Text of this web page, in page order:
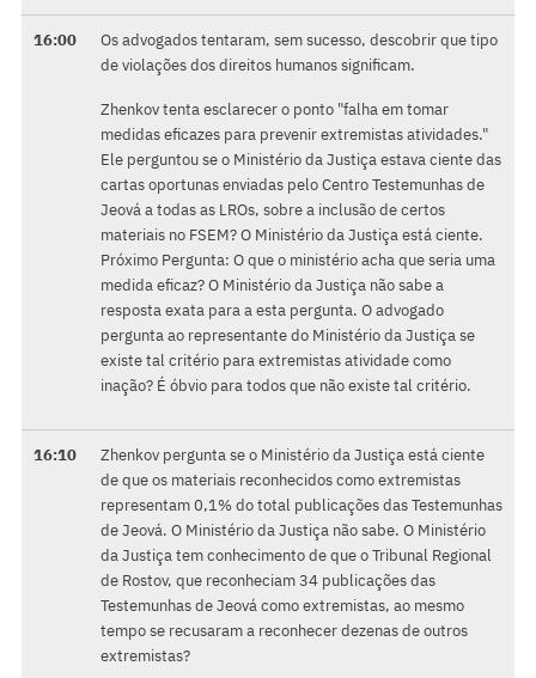
16:00
Os advogados tentaram, sem sucesso, descobrir que tipo
de violações dos direitos humanos significam.
Zhenkov tenta esclarecer o ponto "falha em tomar
medidas eficazes para prevenir extremistas atividades."
Ele perguntou se o Ministério da Justiça estava ciente das
cartas oportunas enviadas pelo Centro Testemunhas de
Jeová a todas as LROs, sobre a inclusão de certos
materiais no FSEM? O Ministério da Justiça está ciente.
Próximo Pergunta: O que o ministério acha que seria uma
medida eficaz? O Ministério da Justiça não sabe a
resposta exata para a esta pergunta. O advogado
pergunta ao representante do Ministério da Justiça se
existe tal critério para extremistas atividade como
inação? É óbvio para todos que não existe tal critério.
16:10
Zhenkov pergunta se o Ministério da Justiça está ciente
de que os materiais reconhecidos como extremistas
representam 0,1% do total publicações das Testemunhas
de Jeová. O Ministério da Justiça não sabe. O Ministério
da Justiça tem conhecimento de que o Tribunal Regional
de Rostov, que reconheciam 34 publicações das
Testemunhas de Jeová como extremistas, ao mesmo
tempo se recusaram a reconhecer dezenas de outros
extremistas?